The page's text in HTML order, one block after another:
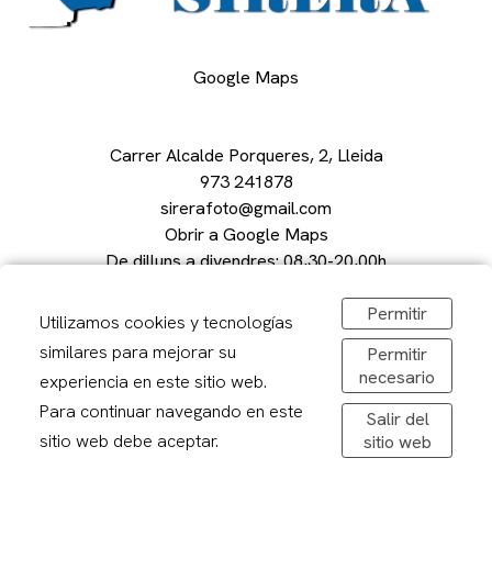
Google Maps
Carrer Alcalde Porqueres, 2, Lleida
973 241878
sirerafoto@gmail.com
Obrir a Google Maps
De dilluns a divendres: 08,30-20,00h
Avís legal
Politica de privacitat
Política de cookies
Utilizamos cookies y tecnologías
similares para mejorar su
experiencia en este sitio web.
Para continuar navegando en este
sitio web debe aceptar.
Permitir
Permitir
necesario
Salir del
sitio web